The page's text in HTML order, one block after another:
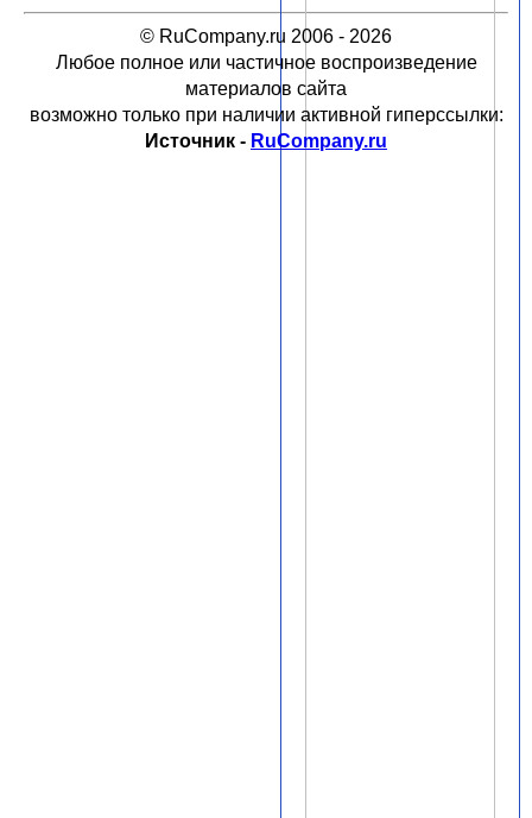
© RuCompany.ru 2006 - 2026
Любое полное или частичное воспроизведение
материалов сайта
возможно только при наличии активной гиперссылки:
Источник - RuCompany.ru